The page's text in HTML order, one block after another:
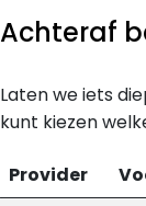
Achteraf
Laten we iets
kunt kiezen
Provider